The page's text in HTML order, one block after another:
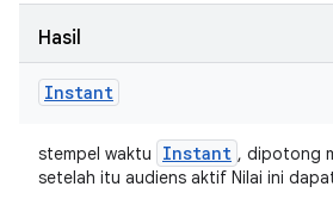
Hasil
Instant
stempel waktu Instant , dipotong
setelah itu audiens aktif Nilai ini